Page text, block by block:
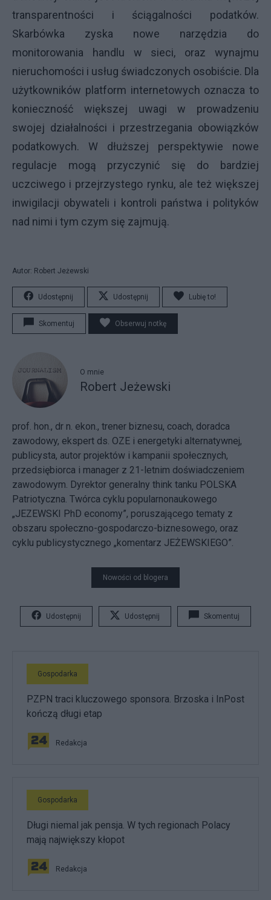
transparentności i ściągalności podatków.
Skarbówka zyska nowe narzędzia do
monitorowania handlu w sieci, oraz wynajmu
nieruchomości i usług świadczonych osobiście. Dla
użytkowników platform internetowych oznacza to
konieczność większej uwagi w prowadzeniu
swojej działalności i przestrzegania obowiązków
podatkowych. W dłuższej perspektywie nowe
regulacje mogą przyczynić się do bardziej
uczciwego i przejrzystego rynku, ale też większej
inwigilacji obywateli i kontroli państwa i polityków
nad nimi i tym czym się zajmują.
Autor: Robert Jeżewski
Udostępnij Udostępnij Lubię to!
Skomentuj Obserwuj notkę
O mnie
Robert Jeżewski
prof. hon., dr n. ekon., trener biznesu, coach, doradca
zawodowy, ekspert ds. OZE i energetyki alternatywnej,
publicysta, autor projektów i kampanii społecznych,
przedsiębiorca i manager z 21-letnim doświadczeniem
zawodowym. Dyrektor generalny think tanku POLSKA
Patriotyczna. Twórca cyklu popularnonaukowego
„JEZEWSKI PhD economy”, poruszającego tematy z
obszaru społeczno-gospodarczo-biznesowego, oraz
cyklu publicystycznego „komentarz JEŻEWSKIEGO”.
Nowości od blogera
Udostępnij Udostępnij Skomentuj
Gospodarka
PZPN traci kluczowego sponsora. Brzoska i InPost
kończą długi etap
Redakcja
Gospodarka
Długi niemal jak pensja. W tych regionach Polacy
mają największy kłopot
Redakcja